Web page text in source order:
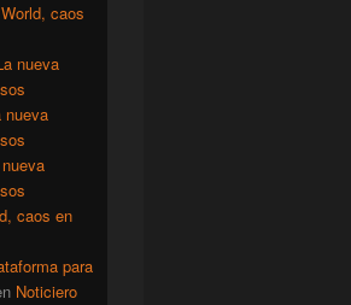
caos
nueva
nueva
caos en
para
Noticiero